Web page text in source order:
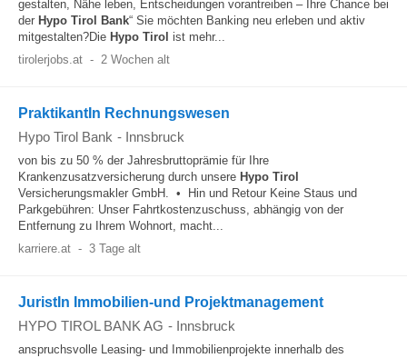
gestalten, Nähe leben, Entscheidungen vorantreiben – Ihre Chance bei
der Hypo Tirol Bank“ Sie möchten Banking neu erleben und aktiv
mitgestalten?Die Hypo Tirol ist mehr...
tirolerjobs.at - 2 Wochen alt
PraktikantIn Rechnungswesen
Hypo Tirol Bank - Innsbruck
von bis zu 50 % der Jahresbruttoprämie für Ihre
Krankenzusatzversicherung durch unsere Hypo Tirol
Versicherungsmakler GmbH. • Hin und Retour Keine Staus und
Parkgebühren: Unser Fahrtkostenzuschuss, abhängig von der
Entfernung zu Ihrem Wohnort, macht...
karriere.at - 3 Tage alt
JuristIn Immobilien-und Projektmanagement
HYPO TIROL BANK AG - Innsbruck
anspruchsvolle Leasing- und Immobilienprojekte innerhalb des